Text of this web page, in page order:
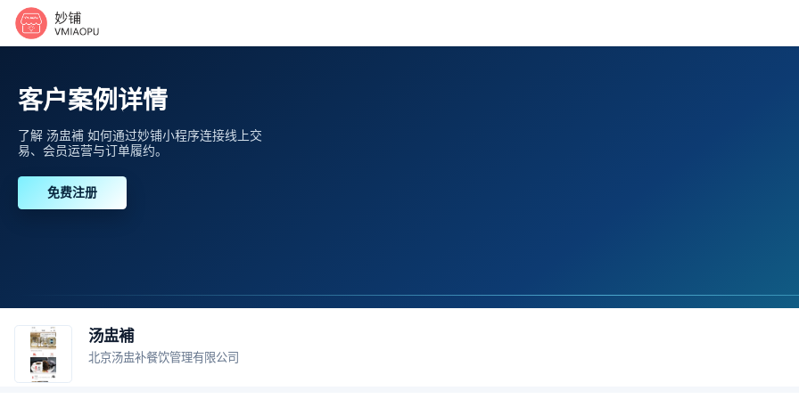
客户案例详情
了解 汤盅補 如何通过妙铺小程序连接线上交
易、会员运营与订单履约。
免费注册
汤盅補
北京汤盅补餐饮管理有限公司